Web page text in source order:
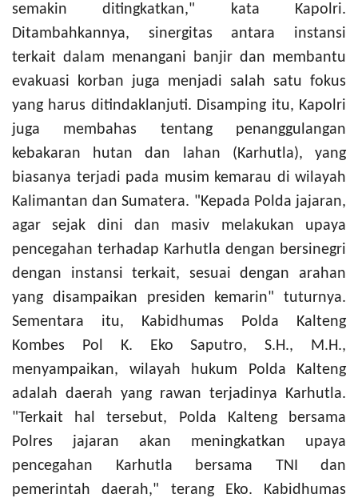
semakin ditingkatkan," kata Kapolri.
Ditambahkannya, sinergitas antara instansi
terkait dalam menangani banjir dan membantu
evakuasi korban juga menjadi salah satu fokus
yang harus ditindaklanjuti. Disamping itu, Kapolri
juga membahas tentang penanggulangan
kebakaran hutan dan lahan (Karhutla), yang
biasanya terjadi pada musim kemarau di wilayah
Kalimantan dan Sumatera. "Kepada Polda jajaran,
agar sejak dini dan masiv melakukan upaya
pencegahan terhadap Karhutla dengan bersinegri
dengan instansi terkait, sesuai dengan arahan
yang disampaikan presiden kemarin" tuturnya.
Sementara itu, Kabidhumas Polda Kalteng
Kombes Pol K. Eko Saputro, S.H., M.H.,
menyampaikan, wilayah hukum Polda Kalteng
adalah daerah yang rawan terjadinya Karhutla.
"Terkait hal tersebut, Polda Kalteng bersama
Polres jajaran akan meningkatkan upaya
pencegahan Karhutla bersama TNI dan
pemerintah daerah," terang Eko. Kabidhumas